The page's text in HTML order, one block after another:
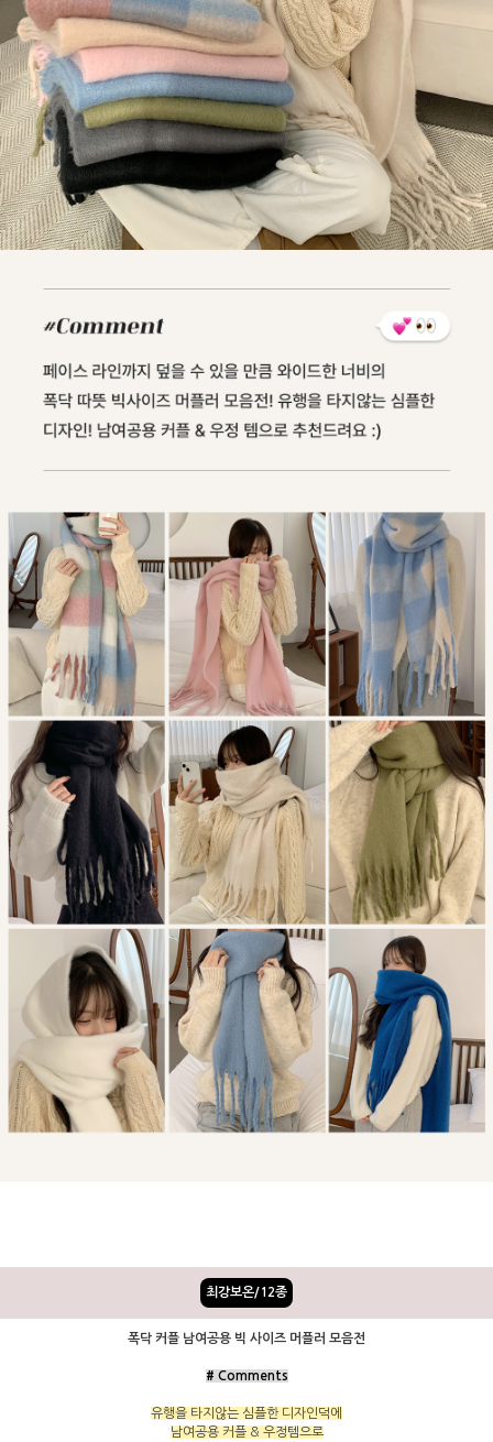
최강보온/12종
폭닥 커플 남여공용 빅 사이즈 머플러 모음전
# Comments
유행을 타지않는 심플한 디자인덕에
남여공용 커플 & 우정템으로